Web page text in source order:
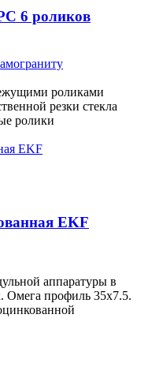
6 роликов
роликами
резки стекла
ролики
EKF
аппаратуры в
Омега профиль 35х7.5.